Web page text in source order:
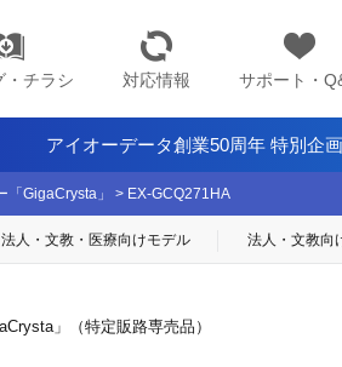
・チラシ 対応情報 サポート・
アイオーデータ創業50周年 特別企
GigaCrysta」 > EX-GCQ271HA
法人・文教・医療向けモデル 法人・文教向
」（特定販路専売品）